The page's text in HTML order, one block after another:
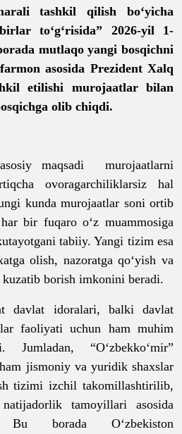
tashkil qilish bo‘yicha
to‘g‘risida” 2026-yil 1-
mutlaqo yangi bosqichni
asosida Prezident Xalq
etilishi murojaatlar bilan
olib chiqdi.
maqsadi murojaatlarni
ovoragarchiliklarsiz hal
kunda murojaatlar soni ortib
bir fuqaro o‘z muammosiga
tabiiy. Yangi tizim esa
olish, nazoratga qo‘yish va
borish imkonini beradi.
davlat idoralari, balki davlat
faoliyati uchun ham muhim
“O‘zbekko‘mir”
jismoniy va yuridik shaxslar
tizimi izchil takomillashtirilib,
tamoyillari asosida
borada O‘zbekiston